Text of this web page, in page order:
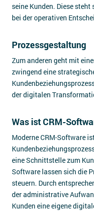
seine Kunden. Diese
bei der operativen
Prozessgestaltung
Zum anderen geht mit
zwingend eine
der digitalen
Was ist CRM-
Moderne CRM-Software
eine Schnittstelle zum
Software lassen sich die
steuern. Durch
der administrative
Kunden eine eigene